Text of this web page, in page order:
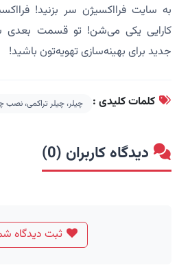
به سایت فرااکسیژن سر بزنید!
کارایی یکی می‌شن! تو قسمت بعدی
جدید برای بهینه‌سازی تهویه‌تون باشید!
کلمات کلیدی : چیلر، چیلر تراکمی، نصب
دیدگاه کاربران (0)
ثبت دیدگاه